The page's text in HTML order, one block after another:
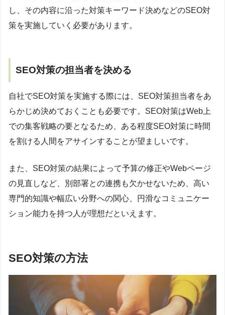
し、その内容に沿った対策キーワード決めなどのSEO対
策を実施していく必要があります。
SEO対策の担当者を決める
自社でSEO対策を実施する際には、SEO対策担当者をあ
らかじめ決めておくことも必要です。SEO対策はWeb上
での集客戦略の要となるため、ある程度SEO対策に時間
を割ける人間をアサインすることが望ましいです。
また、SEO対策の結果によって予算の修正やWebページ
の見直しなど、別部署との連携も欠かせないため、高い
専門的知識や幅広い分野への関心、円滑なコミュニケー
ション能力を持つ人が理想だといえます。
SEO対策の方法